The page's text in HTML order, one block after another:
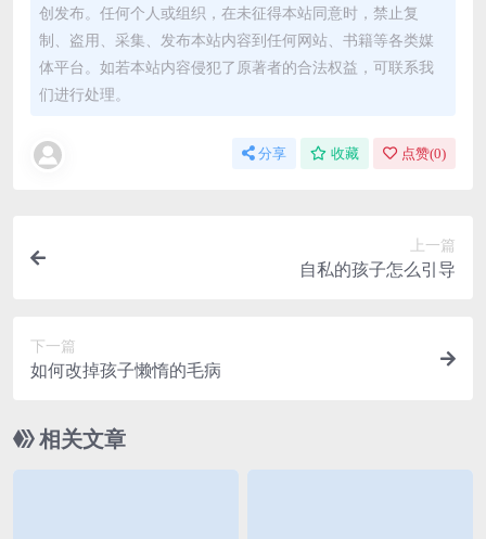
创发布。任何个人或组织，在未征得本站同意时，禁止复
制、盗用、采集、发布本站内容到任何网站、书籍等各类媒
体平台。如若本站内容侵犯了原著者的合法权益，可联系我
们进行处理。
分享 收藏 点赞(0)
上一篇
自私的孩子怎么引导
下一篇
如何改掉孩子懒惰的毛病
相关文章